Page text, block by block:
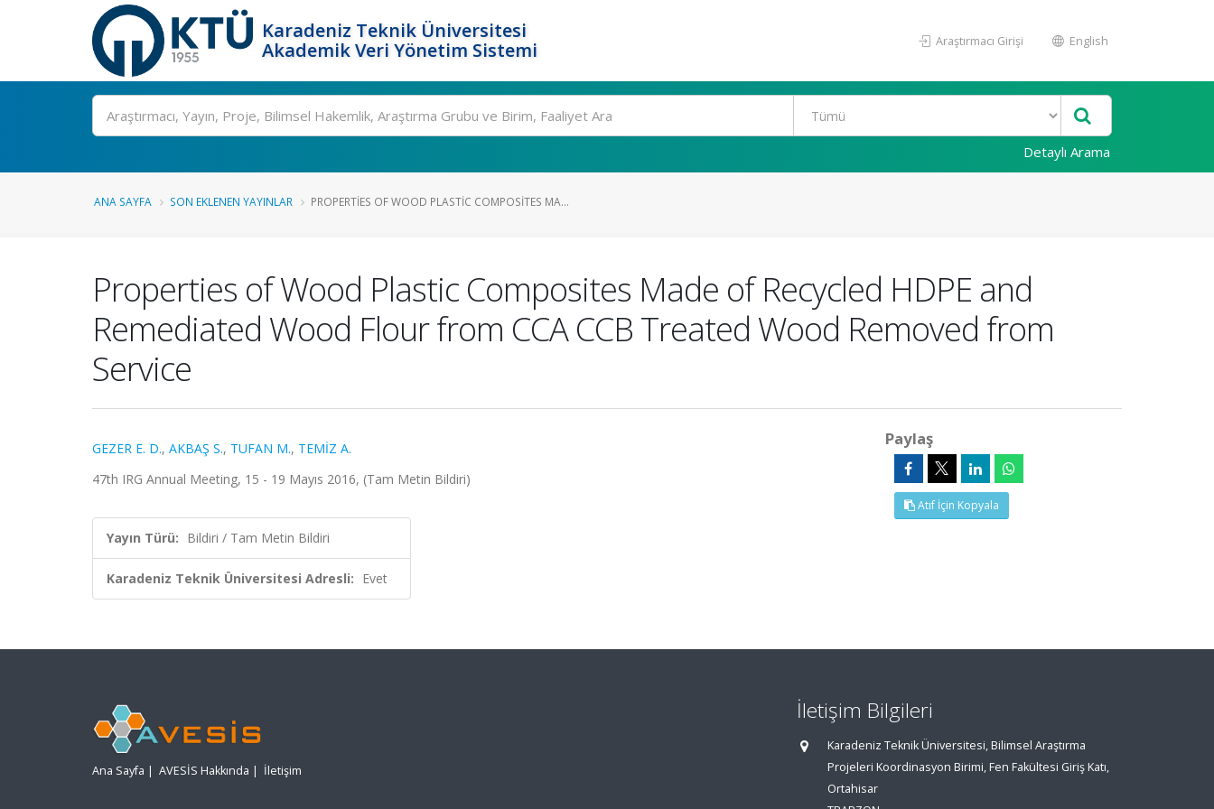
Karadeniz Teknik Üniversitesi
Akademik Veri Yönetim Sistemi
Araştırmacı Girişi English
Ara
Detaylı Arama
ANA SAYFA SON EKLENEN YAYINLAR PROPERTIES OF WOOD PLASTIC COMPOSITES MA...
Properties of Wood Plastic Composites Made of Recycled HDPE and
Remediated Wood Flour from CCA CCB Treated Wood Removed from
Service
GEZER E. D., AKBAŞ S., TUFAN M., TEMİZ A.
47th IRG Annual Meeting, 15 - 19 Mayıs 2016, (Tam Metin Bildiri)
Yayın Türü: Bildiri / Tam Metin Bildiri
Karadeniz Teknik Üniversitesi Adresli: Evet
Paylaş
Atıf İçin Kopyala
Ana Sayfa | AVESİS Hakkında | İletişim
İletişim Bilgileri
Karadeniz Teknik Üniversitesi, Bilimsel Araştırma
Projeleri Koordinasyon Birimi, Fen Fakültesi Giriş Katı,
Ortahisar